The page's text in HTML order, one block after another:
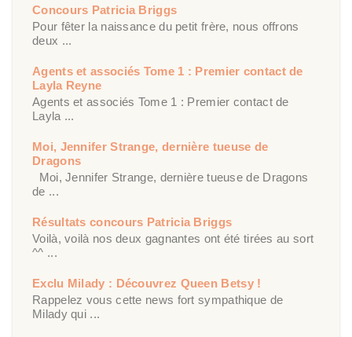
Concours Patricia Briggs
Pour fêter la naissance du petit frère, nous offrons
deux ...
Agents et associés Tome 1 : Premier contact de
Layla Reyne
Agents et associés Tome 1 : Premier contact de
Layla ...
Moi, Jennifer Strange, dernière tueuse de
Dragons
Moi, Jennifer Strange, dernière tueuse de Dragons
de ...
Résultats concours Patricia Briggs
Voilà, voilà nos deux gagnantes ont été tirées au sort
^^ ...
Exclu Milady : Découvrez Queen Betsy !
Rappelez vous cette news fort sympathique de
Milady qui ...